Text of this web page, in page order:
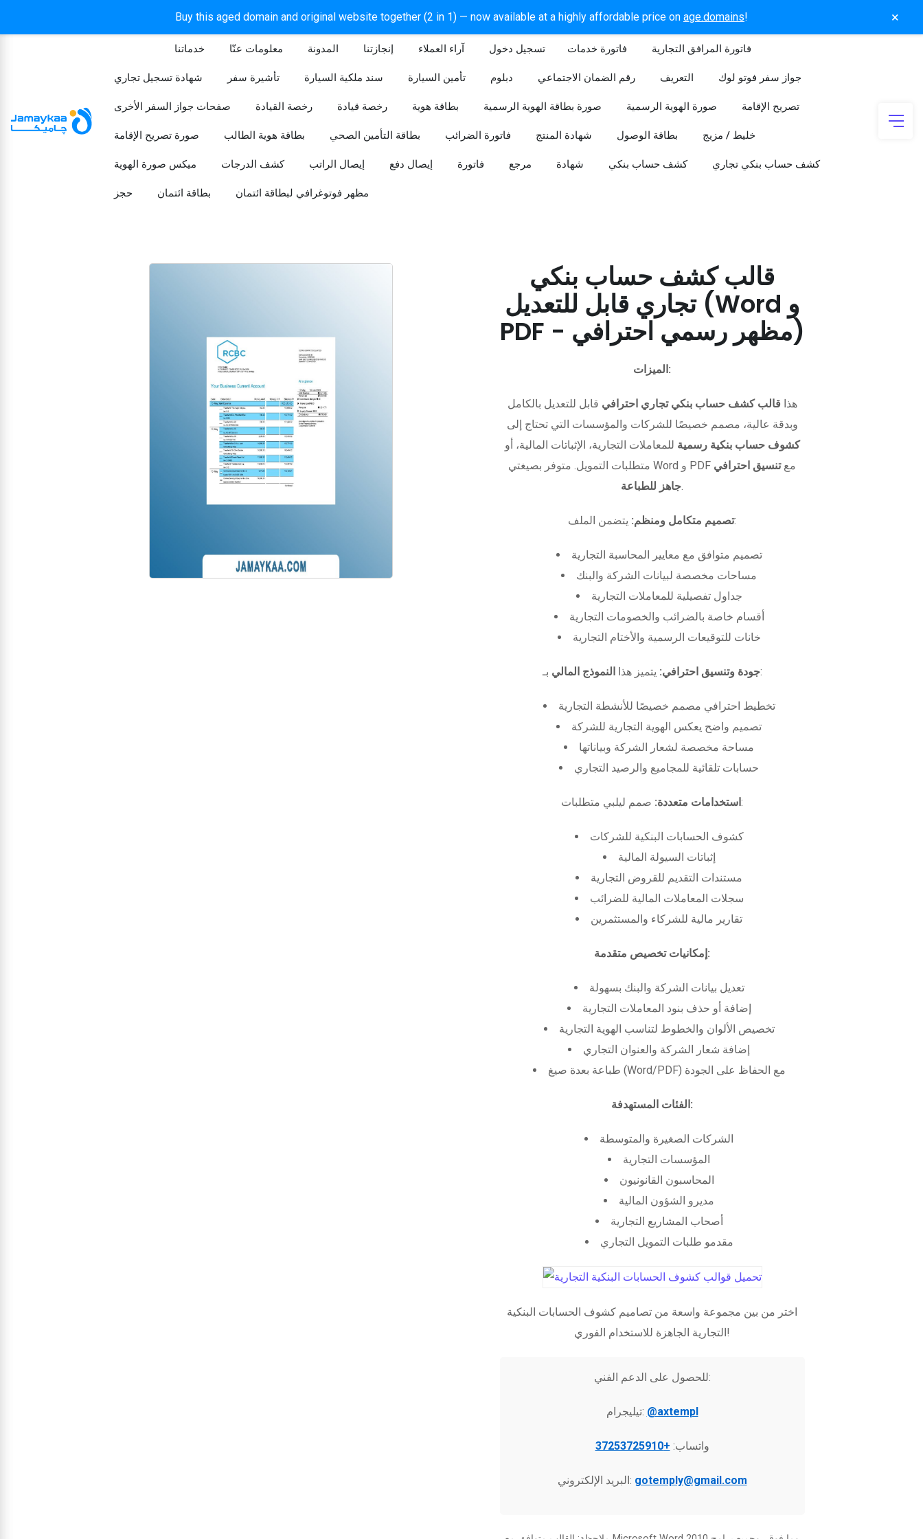
Buy this aged domain and original website together (2 in 1) — now available at a highly affordable price on age.domains! ×
خدماتنا معلومات عنّا المدونة إنجازتنا آراء العملاء تسجيل دخول​ فاتورة خدمات فاتورة المرافق التجارية
شهادة تسجيل تجاري تأشيرة سفر سند ملكية السيارة تأمين السيارة دبلوم رقم الضمان الاجتماعي التعريف جواز سفر فوتو لوك
صفحات جواز السفر الأخرى رخصة القيادة رخصة قيادة بطاقة هوية صورة بطاقة الهوية الرسمية صورة الهوية الرسمية تصريح الإقامة
صورة تصريح الإقامة بطاقة هوية الطالب بطاقة التأمين الصحي فاتورة الضرائب شهادة المنتج بطاقة الوصول خليط / مزيج
ميكس صورة الهوية كشف الدرجات إيصال الراتب إيصال دفع فاتورة مرجع شهادة كشف حساب بنكي كشف حساب بنكي تجاري
حجز بطاقة ائتمان مظهر فوتوغرافي لبطاقة ائتمان
قالب كشف حساب بنكي
تجاري قابل للتعديل (Word و
PDF - مظهر رسمي احترافي)
الميزات:
هذا قالب كشف حساب بنكي تجاري احترافي قابل للتعديل بالكامل
وبدقة عالية، مصمم خصيصًا للشركات والمؤسسات التي تحتاج إلى
كشوف حساب بنكية رسمية للمعاملات التجارية، الإثباتات المالية، أو
متطلبات التمويل. متوفر بصيغتي Word و PDF معتنسيق احترافي
جاهز للطباعة.
تصميم متكامل ومنظم:يتضمن الملف:
تصميم متوافق مع معايير المحاسبة التجارية
مساحات مخصصة لبيانات الشركة والبنك
جداول تفصيلية للمعاملات التجارية
أقسام خاصة بالضرائب والخصومات التجارية
خانات للتوقيعات الرسمية والأختام التجارية
جودة وتنسيق احترافي: يتميز هذا النموذج المالي بـ:
تخطيط احترافي مصمم خصيصًا للأنشطة التجارية
تصميم واضح يعكس الهوية التجارية للشركة
مساحة مخصصة لشعار الشركة وبياناتها
حسابات تلقائية للمجاميع والرصيد التجاري
استخدامات متعددة:صمم ليلبي متطلبات:
كشوف الحسابات البنكية للشركات
إثباتات السيولة المالية
مستندات التقديم للقروض التجارية
سجلات المعاملات المالية للضرائب
تقارير مالية للشركاء والمستثمرين
إمكانيات تخصيص متقدمة:
تعديل بيانات الشركة والبنك بسهولة
إضافة أو حذف بنود المعاملات التجارية
تخصيص الألوان والخطوط لتناسب الهوية التجارية
إضافة شعار الشركة والعنوان التجاري
طباعة بعدة صيغ (Word/PDF) مع الحفاظ على الجودة
الفئات المستهدفة:
الشركات الصغيرة والمتوسطة
المؤسسات التجارية
المحاسبون القانونيون
مديرو الشؤون المالية
أصحاب المشاريع التجارية
مقدمو طلبات التمويل التجاري
اختر من بين مجموعة واسعة من تصاميم كشوف الحسابات البنكية
التجارية الجاهزة للاستخدام الفوري!
للحصول على الدعم الفني:
تيليجرام: @axtempl
واتساب: +37253725910
البريد الإلكتروني: gotemply@gmail.com